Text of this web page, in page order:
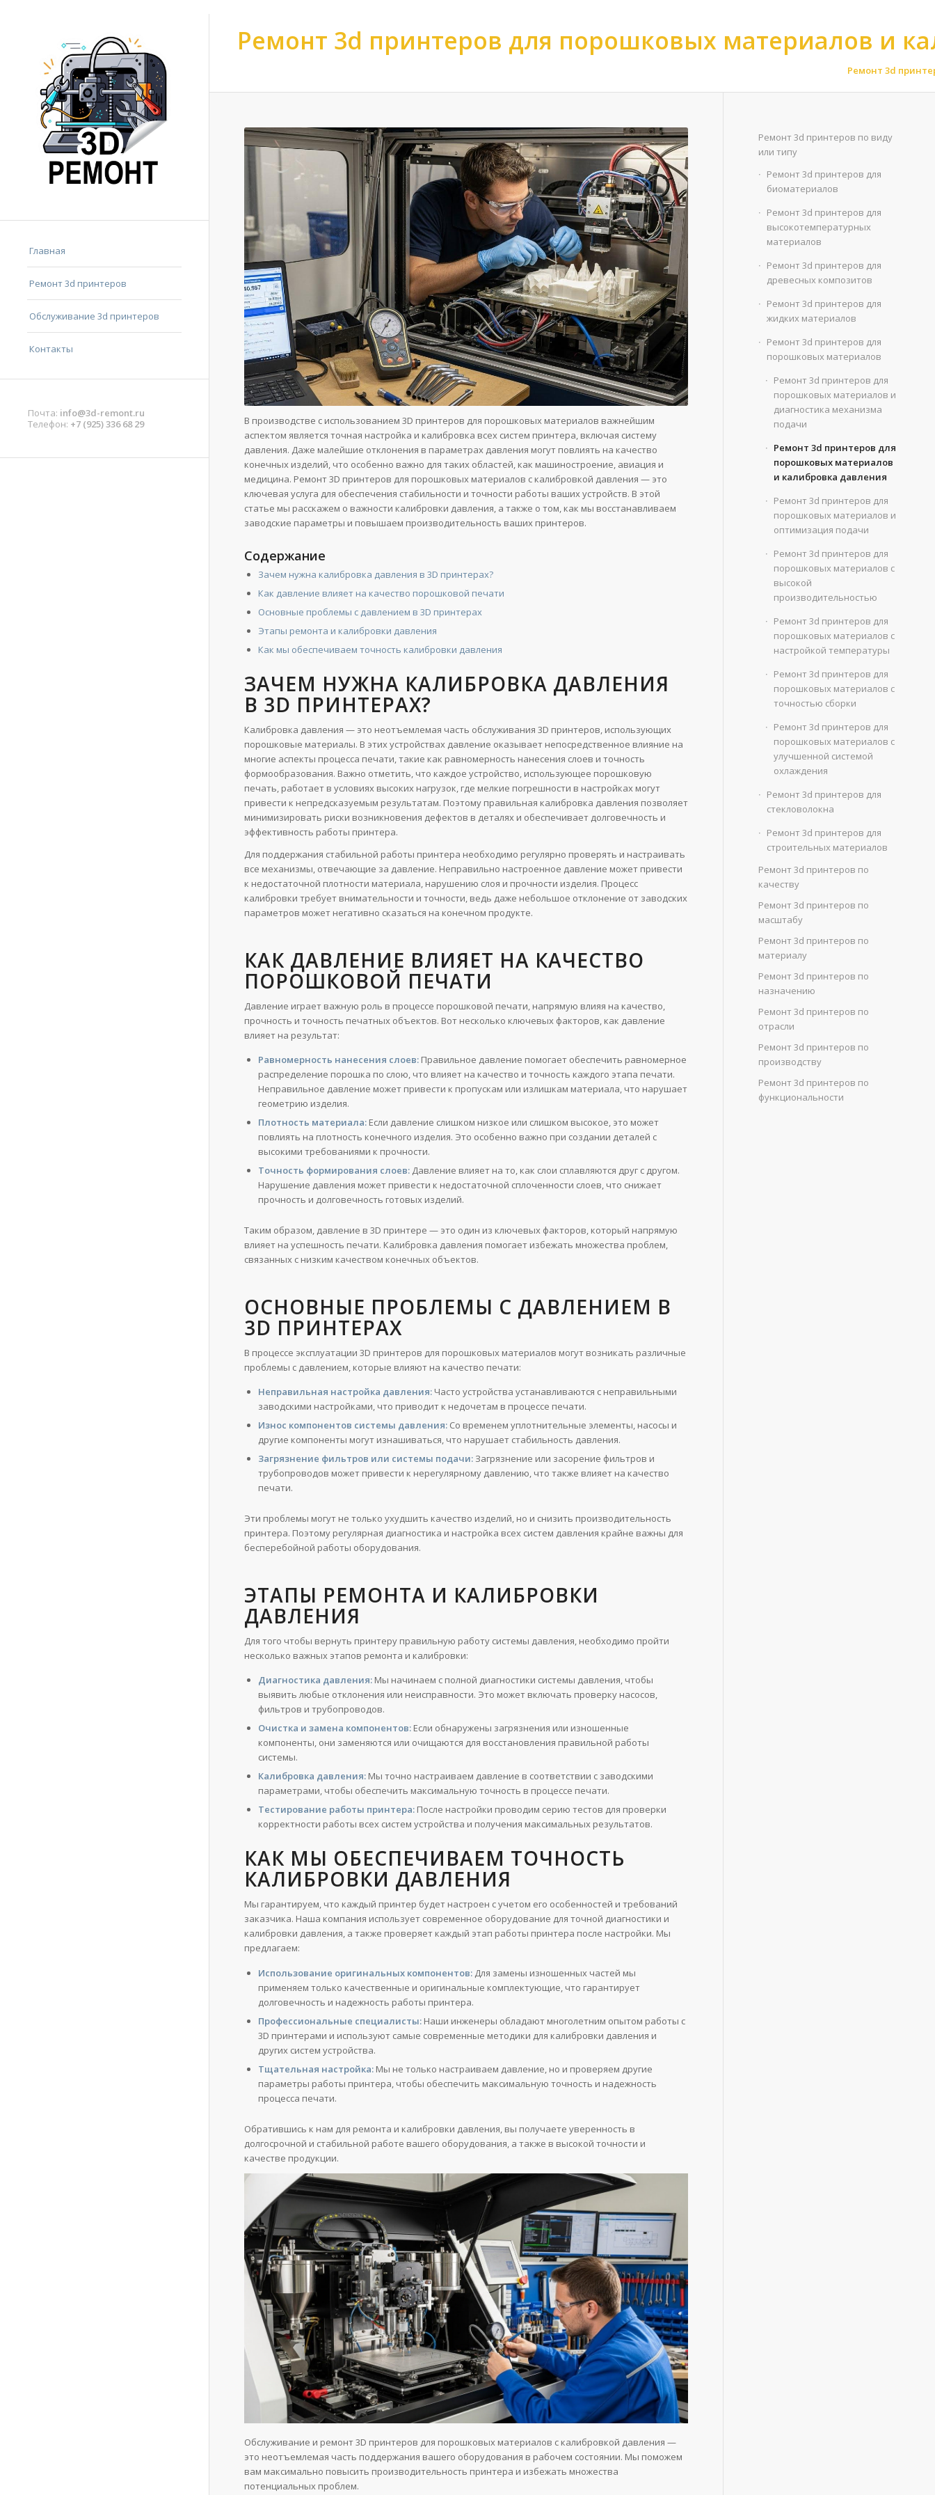
Главная
Ремонт 3d принтеров
Обслуживание 3d принтеров
Контакты
Почта: info@3d-remont.ru
Телефон: +7 (925) 336 68 29
Ремонт 3d принтеров для порошковых материалов и
Ремонт 3d
В производстве с использованием 3D принтеров для порошковых материалов важнейшим
аспектом является точная настройка и калибровка всех систем принтера, включая систему
давления. Даже малейшие отклонения в параметрах давления могут повлиять на качество
конечных изделий, что особенно важно для таких областей, как машиностроение, авиация и
медицина. Ремонт 3D принтеров для порошковых материалов с калибровкой давления — это
ключевая услуга для обеспечения стабильности и точности работы ваших устройств. В этой
статье мы расскажем о важности калибровки давления, а также о том, как мы восстанавливаем
заводские параметры и повышаем производительность ваших принтеров.
Содержание
Зачем нужна калибровка давления в 3D принтерах?
Как давление влияет на качество порошковой печати
Основные проблемы с давлением в 3D принтерах
Этапы ремонта и калибровки давления
Как мы обеспечиваем точность калибровки давления
ЗАЧЕМ НУЖНА КАЛИБРОВКА ДАВЛЕНИЯ
В 3D ПРИНТЕРАХ?
Калибровка давления — это неотъемлемая часть обслуживания 3D принтеров, использующих
порошковые материалы. В этих устройствах давление оказывает непосредственное влияние на
многие аспекты процесса печати, такие как равномерность нанесения слоев и точность
формообразования. Важно отметить, что каждое устройство, использующее порошковую
печать, работает в условиях высоких нагрузок, где мелкие погрешности в настройках могут
привести к непредсказуемым результатам. Поэтому правильная калибровка давления позволяет
минимизировать риски возникновения дефектов в деталях и обеспечивает долговечность и
эффективность работы принтера.
Для поддержания стабильной работы принтера необходимо регулярно проверять и настраивать
все механизмы, отвечающие за давление. Неправильно настроенное давление может привести
к недостаточной плотности материала, нарушению слоя и прочности изделия. Процесс
калибровки требует внимательности и точности, ведь даже небольшое отклонение от заводских
параметров может негативно сказаться на конечном продукте.
КАК ДАВЛЕНИЕ ВЛИЯЕТ НА КАЧЕСТВО
ПОРОШКОВОЙ ПЕЧАТИ
Давление играет важную роль в процессе порошковой печати, напрямую влияя на качество,
прочность и точность печатных объектов. Вот несколько ключевых факторов, как давление
влияет на результат:
Равномерность нанесения слоев: Правильное давление помогает обеспечить равномерное
распределение порошка по слою, что влияет на качество и точность каждого этапа печати.
Неправильное давление может привести к пропускам или излишкам материала, что нарушает
геометрию изделия.
Плотность материала: Если давление слишком низкое или слишком высокое, это может
повлиять на плотность конечного изделия. Это особенно важно при создании деталей с
высокими требованиями к прочности.
Точность формирования слоев: Давление влияет на то, как слои сплавляются друг с другом.
Нарушение давления может привести к недостаточной сплоченности слоев, что снижает
прочность и долговечность готовых изделий.
Таким образом, давление в 3D принтере — это один из ключевых факторов, который напрямую
влияет на успешность печати. Калибровка давления помогает избежать множества проблем,
связанных с низким качеством конечных объектов.
ОСНОВНЫЕ ПРОБЛЕМЫ С ДАВЛЕНИЕМ В
3D ПРИНТЕРАХ
В процессе эксплуатации 3D принтеров для порошковых материалов могут возникать различные
проблемы с давлением, которые влияют на качество печати:
Неправильная настройка давления: Часто устройства устанавливаются с неправильными
заводскими настройками, что приводит к недочетам в процессе печати.
Износ компонентов системы давления: Со временем уплотнительные элементы, насосы и
другие компоненты могут изнашиваться, что нарушает стабильность давления.
Загрязнение фильтров или системы подачи: Загрязнение или засорение фильтров и
трубопроводов может привести к нерегулярному давлению, что также влияет на качество
печати.
Эти проблемы могут не только ухудшить качество изделий, но и снизить производительность
принтера. Поэтому регулярная диагностика и настройка всех систем давления крайне важны для
бесперебойной работы оборудования.
ЭТАПЫ РЕМОНТА И КАЛИБРОВКИ
ДАВЛЕНИЯ
Для того чтобы вернуть принтеру правильную работу системы давления, необходимо пройти
несколько важных этапов ремонта и калибровки:
Диагностика давления: Мы начинаем с полной диагностики системы давления, чтобы
выявить любые отклонения или неисправности. Это может включать проверку насосов,
фильтров и трубопроводов.
Очистка и замена компонентов: Если обнаружены загрязнения или изношенные
компоненты, они заменяются или очищаются для восстановления правильной работы
системы.
Калибровка давления: Мы точно настраиваем давление в соответствии с заводскими
параметрами, чтобы обеспечить максимальную точность в процессе печати.
Тестирование работы принтера: После настройки проводим серию тестов для проверки
корректности работы всех систем устройства и получения максимальных результатов.
КАК МЫ ОБЕСПЕЧИВАЕМ ТОЧНОСТЬ
КАЛИБРОВКИ ДАВЛЕНИЯ
Мы гарантируем, что каждый принтер будет настроен с учетом его особенностей и требований
заказчика. Наша компания использует современное оборудование для точной диагностики и
калибровки давления, а также проверяет каждый этап работы принтера после настройки. Мы
предлагаем:
Использование оригинальных компонентов: Для замены изношенных частей мы
применяем только качественные и оригинальные комплектующие, что гарантирует
долговечность и надежность работы принтера.
Профессиональные специалисты: Наши инженеры обладают многолетним опытом работы с
3D принтерами и используют самые современные методики для калибровки давления и
других систем устройства.
Тщательная настройка: Мы не только настраиваем давление, но и проверяем другие
параметры работы принтера, чтобы обеспечить максимальную точность и надежность
процесса печати.
Обратившись к нам для ремонта и калибровки давления, вы получаете уверенность в
долгосрочной и стабильной работе вашего оборудования, а также в высокой точности и
качестве продукции.
Обслуживание и ремонт 3D принтеров для порошковых материалов с калибровкой давления —
это неотъемлемая часть поддержания вашего оборудования в рабочем состоянии. Мы поможем
вам максимально повысить производительность принтера и избежать множества
потенциальных проблем.
Ремонт 3d принтеров по виду
или типу
Ремонт 3d принтеров для
биоматериалов
Ремонт 3d принтеров для
высокотемпературных
материалов
Ремонт 3d принтеров для
древесных композитов
Ремонт 3d принтеров для
жидких материалов
Ремонт 3d принтеров для
порошковых материалов
Ремонт 3d принтеров для
порошковых материалов и
диагностика механизма
подачи
Ремонт 3d принтеров для
порошковых материалов
и калибровка давления
Ремонт 3d принтеров для
порошковых материалов и
оптимизация подачи
Ремонт 3d принтеров для
порошковых материалов с
высокой
производительностью
Ремонт 3d принтеров для
порошковых материалов с
настройкой температуры
Ремонт 3d принтеров для
порошковых материалов с
точностью сборки
Ремонт 3d принтеров для
порошковых материалов с
улучшенной системой
охлаждения
Ремонт 3d принтеров для
стекловолокна
Ремонт 3d принтеров для
строительных материалов
Ремонт 3d принтеров по
качеству
Ремонт 3d принтеров по
масштабу
Ремонт 3d принтеров по
материалу
Ремонт 3d принтеров по
назначению
Ремонт 3d принтеров по
отрасли
Ремонт 3d принтеров по
производству
Ремонт 3d принтеров по
функциональности